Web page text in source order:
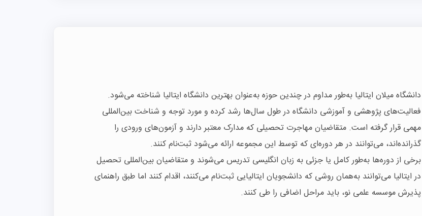
دانشگاه میلان ایتالیا به‌طور مداوم در چندین حوزه به‌عنوان بهترین دانشگاه ایتالیا شناخته می‌شود.
فعالیت‌های پژوهشی و آموزشی دانشگاه در طول سال‌ها رشد کرده و مورد توجه و شناخت بین‌المللی
مهمی قرار گرفته است. متقاضیان مهاجرت تحصیلی که مدارک معتبر دارند و آزمون‌های ورودی را
گذرانده‌اند، می‌توانند در هر دوره‌ای که توسط این مجموعه ارائه می‌شود ثبت‌نام کنند.
برخی از دوره‌ها به‌طور کامل یا جزئی به زبان انگلیسی تدریس می‌شوند و متقاضیان بین‌المللی تحصیل
در ایتالیا می‌توانند به‌همان روشی که دانشجویان ایتالیایی ثبت‌نام می‌کنند، اقدام کنند اما طبق راهنمای
پذیرش موسسه علمی نو، باید مراحل اضافی را طی کنند.